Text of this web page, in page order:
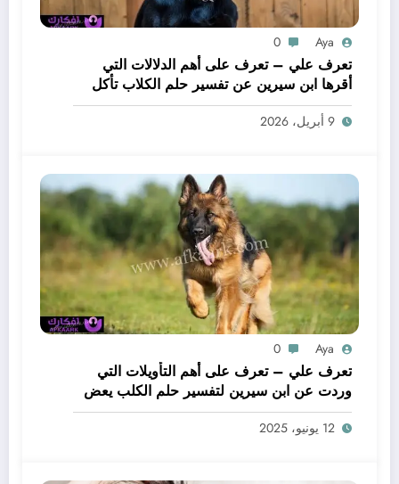
Aya
0
تعرف علي – تعرف على أهم الدلالات التي
أقرها ابن سيرين عن تفسير حلم الكلاب تأكل
لحم – بالتفصيل
9 أبريل، 2026
Aya
0
تعرف علي – تعرف على أهم التأويلات التي
وردت عن ابن سيرين لتفسير حلم الكلب يعض
يدي – بالتفصيل
12 يونيو، 2025